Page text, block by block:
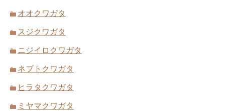
オオクワガタ
スジクワガタ
ニジイロクワガタ
ネブトクワガタ
ヒラタクワガタ
ミヤマクワガタ